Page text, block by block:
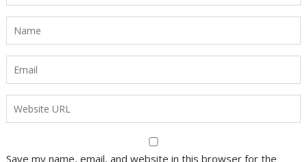
Save my name, email, and website in this browser for the